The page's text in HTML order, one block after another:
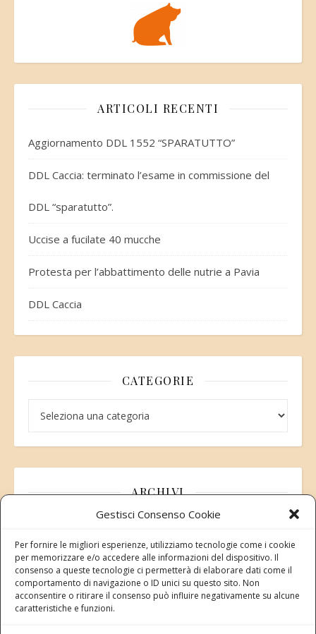
Gestisci Consenso Cookie
Per fornire le migliori esperienze, utilizziamo tecnologie come i cookie
per memorizzare e/o accedere alle informazioni del dispositivo. Il
consenso a queste tecnologie ci permetterà di elaborare dati come il
comportamento di navigazione o ID unici su questo sito. Non
acconsentire o ritirare il consenso può influire negativamente su alcune
caratteristiche e funzioni.
ARTICOLI RECENTI
Aggiornamento DDL 1552 “SPARATUTTO”
DDL Caccia: terminato l’esame in commissione del
DDL “sparatutto”.
Uccise a fucilate 40 mucche
Protesta per l’abbattimento delle nutrie a Pavia
DDL Caccia
CATEGORIE
ARCHIVI
Modifica consenso